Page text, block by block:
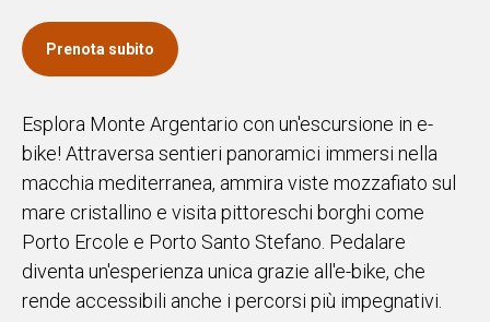
Prenota subito
Esplora Monte Argentario con un'escursione in e-
bike! Attraversa sentieri panoramici immersi nella
macchia mediterranea, ammira viste mozzafiato sul
mare cristallino e visita pittoreschi borghi come
Porto Ercole e Porto Santo Stefano. Pedalare
diventa un'esperienza unica grazie all'e-bike, che
rende accessibili anche i percorsi più impegnativi.